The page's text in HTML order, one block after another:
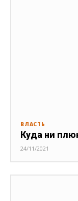
ВЛАСТЬ
Куда ни
24/11/2021